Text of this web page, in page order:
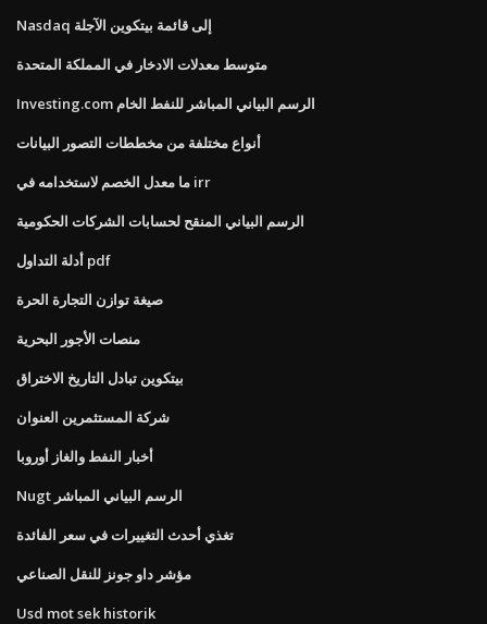
Nasdaq إلى قائمة بيتكوين الآجلة
متوسط ​​معدلات الادخار في المملكة المتحدة
Investing.com الرسم البياني المباشر للنفط الخام
أنواع مختلفة من مخططات التصور البيانات
ما معدل الخصم لاستخدامه في irr
الرسم البياني المنقح لحسابات الشركات الحكومية
أدلة التداول pdf
صيغة توازن التجارة الحرة
منصات الأجور البحرية
بيتكوين تبادل التاريخ الاختراق
شركة المستثمرين العنوان
أخبار النفط والغاز أوروبا
Nugt الرسم البياني المباشر
تغذي أحدث التغييرات في سعر الفائدة
مؤشر داو جونز للنقل الصناعي
Usd mot sek historik